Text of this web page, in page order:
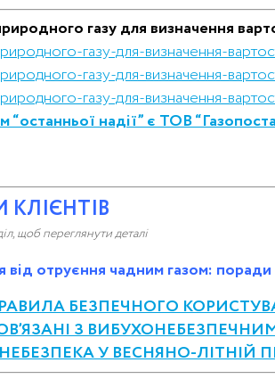
газу для визначення
газу-для-визначення-
газу-для-визначення-
газу-для-визначення-
“останньої надії” є ТОВ
КЛІЄНТІВ
щоб переглянути деталі
від отруєння чадним газом: поради
БЕЗПЕЧНОГО
З
У ВЕСНЯНО-ЛІТНІЙ